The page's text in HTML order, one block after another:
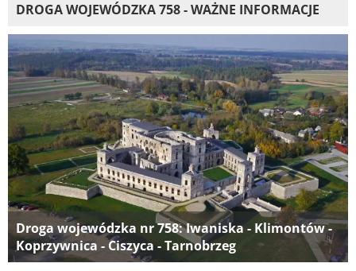
DROGA WOJEWÓDZKA 758 - WAŻNE INFORMACJE
Droga wojewódzka nr 758: Iwaniska - Klimontów -
Koprzywnica - Ciszyca - Tarnobrzeg